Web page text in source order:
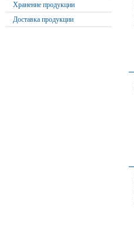
Хранение продукции
Доставка продукции